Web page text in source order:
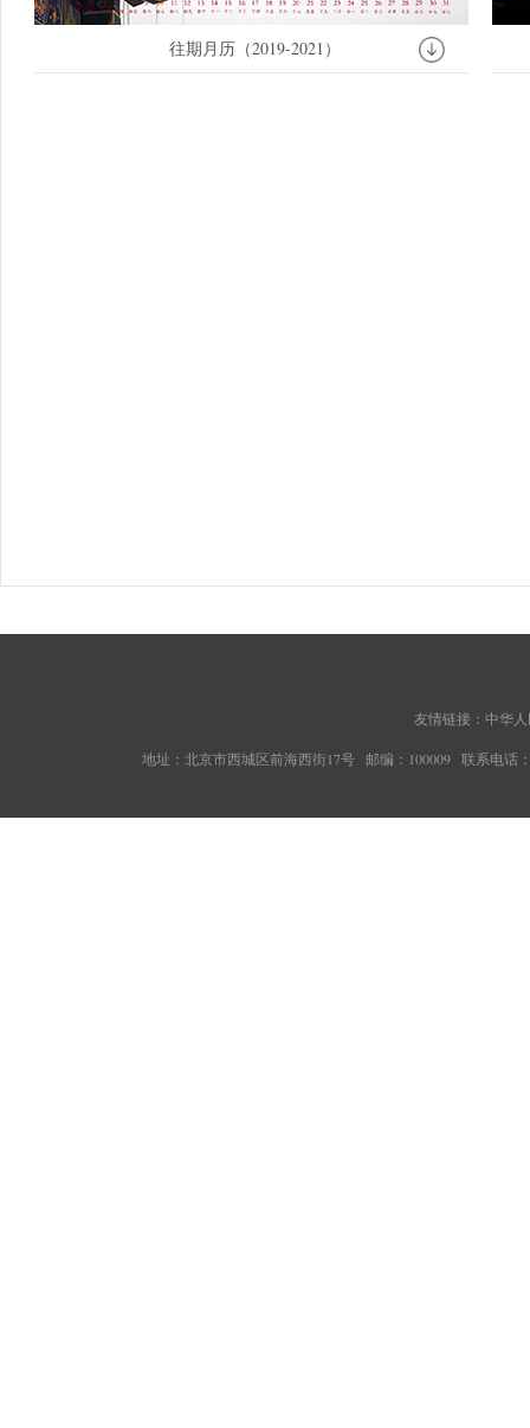
往期月历（2019-2021）往期月历（2019-2021）
友情链接： 中华
地址：北京市西城区前海西街17号 邮编：100009 联系电话